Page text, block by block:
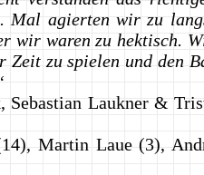
Mal agierten wir zu
wir waren zu hektisch.
Zeit zu spielen und den
Sebastian Laukner &
Martin Laue (3),